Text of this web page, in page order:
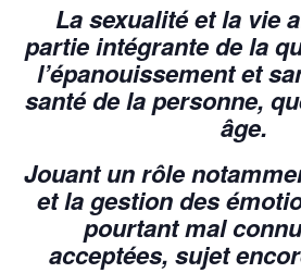
La sexualité et la vie
partie intégrante de la
l’épanouissement et
santé de la personne,
âge.
Jouant un rôle
et la gestion des
pourtant mal
acceptées, sujet